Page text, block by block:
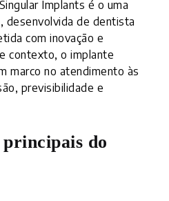
Implants é o uma
desenvolvida de dentista
com inovação e
contexto, o implante
marco no atendimento às
previsibilidade e
do